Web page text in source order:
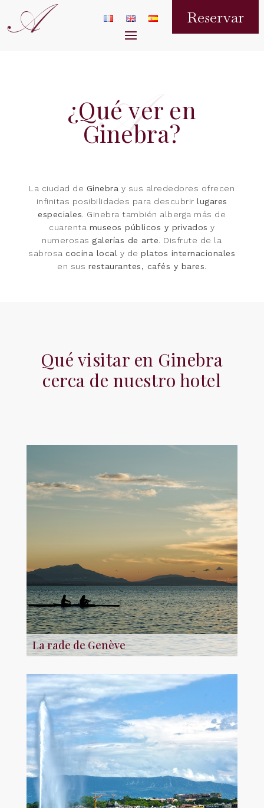
A Reservar
¿Qué ver en
Ginebra?
La ciudad de Ginebra y sus alrededores ofrecen
infinitas posibilidades para descubrirlugares
especiales. Ginebra también alberga más de
cuarenta museos públicos y privados y
numerosas galerías de arte. Disfrute de la
sabrosacocina local y deplatos internacionales
en sus restaurantes, cafés y bares.
Qué visitar en Ginebra
cerca de nuestro hotel
La rade de Genève